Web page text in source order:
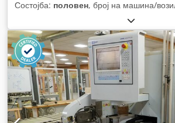
Состојба: половен, број на машина/